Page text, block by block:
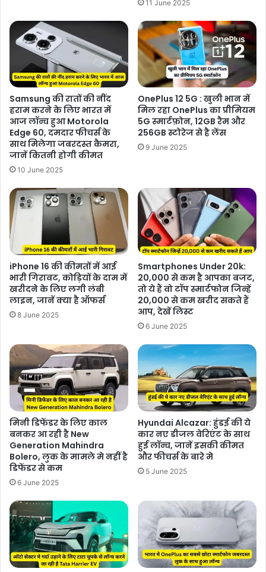
11 June 2025
Samsung की रातों की नींद
हराम करने के लिए भारत में
आज लॉन्च हुआ Motorola
Edge 60, दमदार फीचर्स के
साथ मिलेगा जबरदस्त कैमरा,
जानें कितनी होगी कीमत
10 June 2025
OnePlus 12 5G : खुली भान में
मिल रहा OnePlus का प्रीमियम
5G स्मार्टफ़ोन, 12GB रैम और
256GB स्टोरेज से है लेंस
9 June 2025
iPhone 16 की कीमतों में आई
भारी गिरावट, कोड़ियों के दाम में
खरीदने के लिए लगी लंबी
लाइन, जानें क्या है ऑफर्स
8 June 2025
Smartphones Under 20k:
20,000 से कम है आपका बजट,
तो ये हैं वो टॉप स्मार्टफोन जिन्हें
20,000 से कम खरीद सकते हैं
आप, देखें लिस्ट
6 June 2025
मिनी डिफेंडर के लिए काल
बनकर आ रही है New
Generation Mahindra
Bolero, लुक के मामले मे नहीं है
डिफेंडर से कम
6 June 2025
Hyundai Alcazar: हुंडई की ये
कार नए डीजल वेरिएंट के साथ
हुई लॉन्च, जानें इसकी कीमत
और फीचर्स के बारे मे
5 June 2025